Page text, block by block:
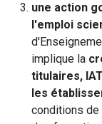
une action
l'emploi
implique la
titulaires,
les
conditions de